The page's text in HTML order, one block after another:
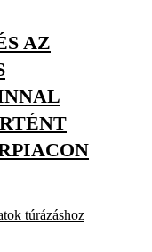
AZ
túrázáshoz